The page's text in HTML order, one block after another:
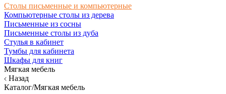
Столы письменные и компьютерные
Компьютерные столы из дерева
Письменные из сосны
Письменные столы из дуба
Стулья в кабинет
Тумбы для кабинета
Шкафы для книг
Мягкая мебель
Назад
Каталог/Мягкая мебель